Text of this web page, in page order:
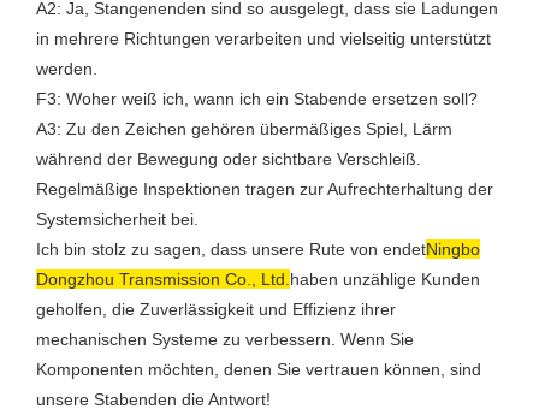
A2: Ja, Stangenenden sind so ausgelegt, dass sie Ladungen
in mehrere Richtungen verarbeiten und vielseitig unterstützt
werden.
F3: Woher weiß ich, wann ich ein Stabende ersetzen soll?
A3: Zu den Zeichen gehören übermäßiges Spiel, Lärm
während der Bewegung oder sichtbare Verschleiß.
Regelmäßige Inspektionen tragen zur Aufrechterhaltung der
Systemsicherheit bei.
Ich bin stolz zu sagen, dass unsere Rute von endetNingbo
Dongzhou Transmission Co., Ltd. haben unzählige Kunden
geholfen, die Zuverlässigkeit und Effizienz ihrer
mechanischen Systeme zu verbessern. Wenn Sie
Komponenten möchten, denen Sie vertrauen können, sind
unsere Stabenden die Antwort!